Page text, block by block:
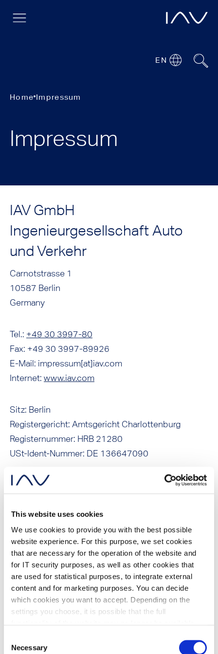
This website uses cookies
We use cookies to provide you with the best possible
website experience. For this purpose, we set cookies
that are necessary for the operation of the website and
for IT security purposes, as well as other cookies that
are used for statistical purposes, to integrate external
content and for marketing purposes. You can decide
which cookies you want to accept. Depending on the
settings you choose, it is possible that the full
withdrawal/objection possibilities against the use of
Selection
Necessary
EN
Home Impressum
Impressum
IAV GmbH
Ingenieurgesellschaft Auto
und Verkehr
Carnotstrasse 1
10587 Berlin
Germany
Tel.: +49 30 3997-80
Fax: +49 30 3997-89926
E-Mail: impressum[at]iav.com
Internet: www.iav.com
Sitz: Berlin
Registergericht: Amtsgericht Charlottenburg
Registernummer: HRB 21280
USt-Ident-Nummer: DE 136647090
Jörg Astalosch (Vorsitzender)
Jens Pfitzinger
Vorsitzender des
Aufsichtsrates